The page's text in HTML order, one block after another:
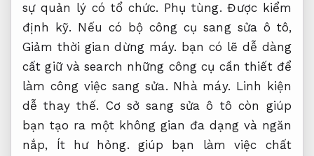
sự quản lý có tổ chức. Phụ tùng. Được kiểm
định kỹ. Nếu có bộ công cụ sang sửa ô tô,
Giảm thời gian dừng máy. bạn có lẽ dễ dàng
cất giữ và search những công cụ cần thiết để
làm công việc sang sửa. Nhà máy. Linh kiện
dễ thay thế. Cơ sở sang sửa ô tô còn giúp
bạn tạo ra một không gian đa dạng và ngăn
nắp, Ít hư hỏng. giúp bạn làm việc chất